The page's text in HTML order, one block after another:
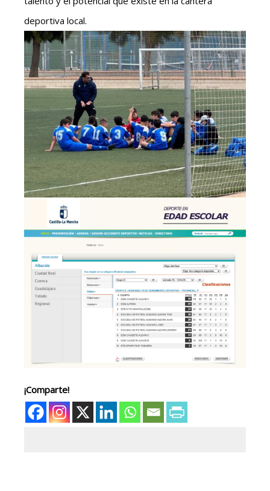
deportiva local.
¡Comparte!